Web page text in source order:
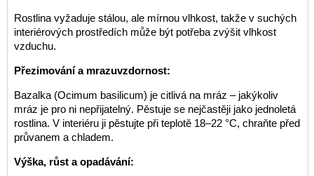
Rostlina vyžaduje stálou, ale mírnou vlhkost, takže v suchých
interiérových prostředích může být potřeba zvýšit vlhkost
vzduchu.
Přezimování a mrazuvzdornost:
Bazalka (Ocimum basilicum) je citlivá na mráz – jakýkoliv
mráz je pro ni nepřijatelný. Pěstuje se nejčastěji jako jednoletá
rostlina. V interiéru ji pěstujte při teplotě 18–22 °C, chraňte před
průvanem a chladem.
Výška, růst a opadávání: